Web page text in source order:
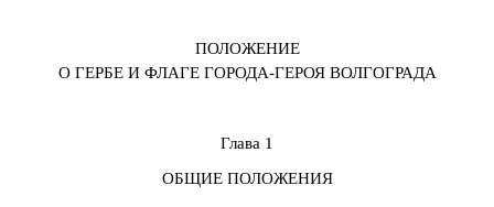
ПОЛОЖЕНИЕ
О ГЕРБЕ И ФЛАГЕ ГОРОДА-ГЕРОЯ ВОЛГОГРАДА
Глава 1
ОБЩИЕ ПОЛОЖЕНИЯ